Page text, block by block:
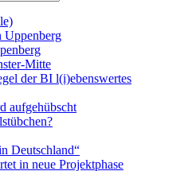
Uppenberg
Mitte
der BI l(i)ebenswertes
aufgehübscht
Deutschland“
in neue Projektphase